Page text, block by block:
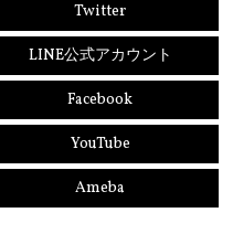
Twitter
LINE公式アカウント
Facebook
YouTube
Ameba